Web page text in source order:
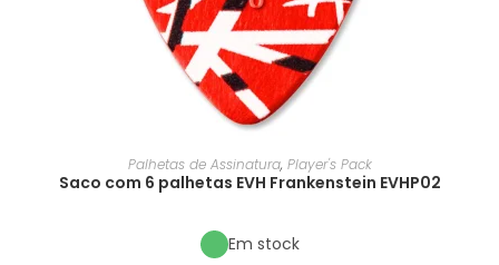
Palhetas de Assinatura, Player's Pack
Saco com 6 palhetas EVH Frankenstein EVHP02
Em stock